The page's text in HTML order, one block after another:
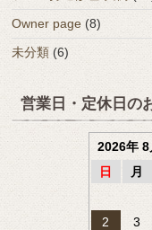
Owner page (8)
未分類 (6)
営業日・定休日の
2026年 8
日
月
2
3